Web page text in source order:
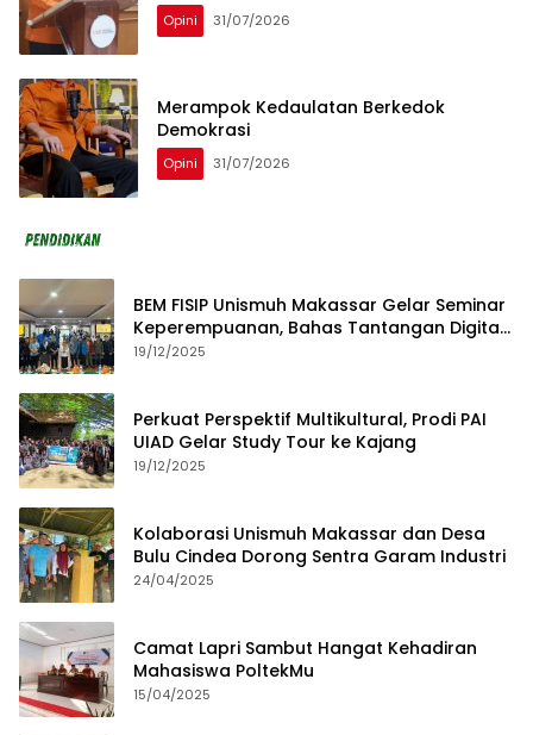
Opini 31/07/2026
Merampok Kedaulatan Berkedok
Demokrasi
Opini 31/07/2026
BEM FISIP Unismuh Makassar Gelar Seminar
Keperempuanan, Bahas Tantangan Digital
dan Budaya Lokal
19/12/2025
Perkuat Perspektif Multikultural, Prodi PAI
UIAD Gelar Study Tour ke Kajang
19/12/2025
Kolaborasi Unismuh Makassar dan Desa
Bulu Cindea Dorong Sentra Garam Industri
24/04/2025
Camat Lapri Sambut Hangat Kehadiran
Mahasiswa PoltekMu
15/04/2025